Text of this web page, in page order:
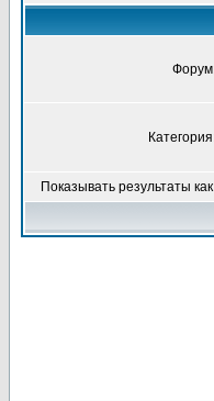
Показывать результаты